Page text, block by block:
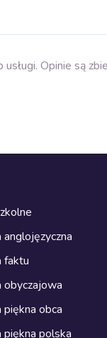
Opinie są
faktu
obyczajowa
obca
piękna polska